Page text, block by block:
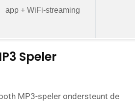
app + WiFi-streaming
Speler
MP3-speler ondersteunt de